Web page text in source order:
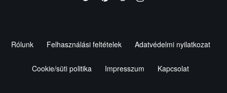
Rólunk Felhasználási feltételek Adatvédelmi nyilatkozat
Cookie/süti politika Impresszum Kapcsolat